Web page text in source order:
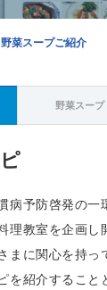
菜スープご紹介
野菜スープ
病予防啓発の一
理教室を企画し
まに関心を持っ
を紹介すること